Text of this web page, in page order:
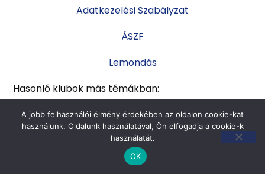
Adatkezelési Szabályzat
ÁSZF
Lemondás
Hasonló klubok más témákban:
Data Science Klub
A jobb felhasználói élmény érdekében az oldalon cookie-kat
használunk. Oldalunk használatával, Ön elfogadja a cookie-k
használatát.
OK